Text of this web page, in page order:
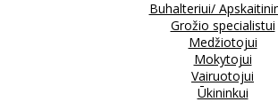
Buhalteriui/
Grožio specialistui
Medžiotojui
Mokytojui
Vairuotojui
Ūkininkui